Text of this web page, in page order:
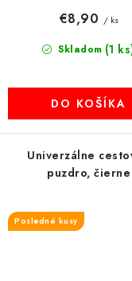
Skladom (1
€8,90 / ks
DO KOŠÍKA
Univerzálne
puzdro, čierne
Posledné kusy